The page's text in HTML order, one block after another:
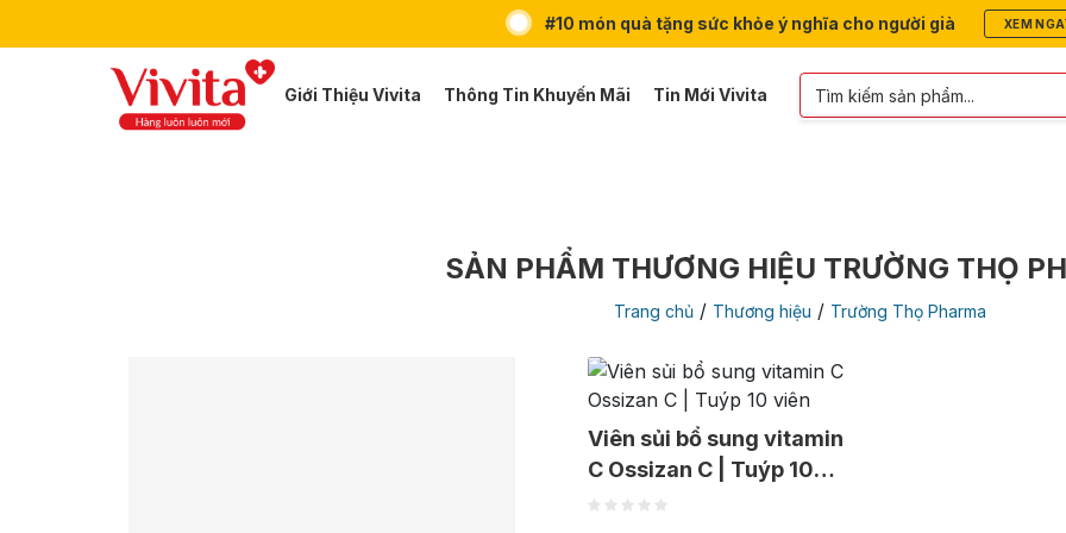
#10 món quà tặng sức khỏe ý nghĩa cho người già XEM
Giới Thiệu Vivita Thông Tin Khuyến Mãi Tin Mới Vivita
SẢN PHẨM THƯƠNG HIỆU TRƯỜNG THỌ
Trang chủ/ Thương hiệu / Trường Thọ Pharma
Viên sủi bổ sung vitamin
C Ossizan C | Tuýp 10
viên